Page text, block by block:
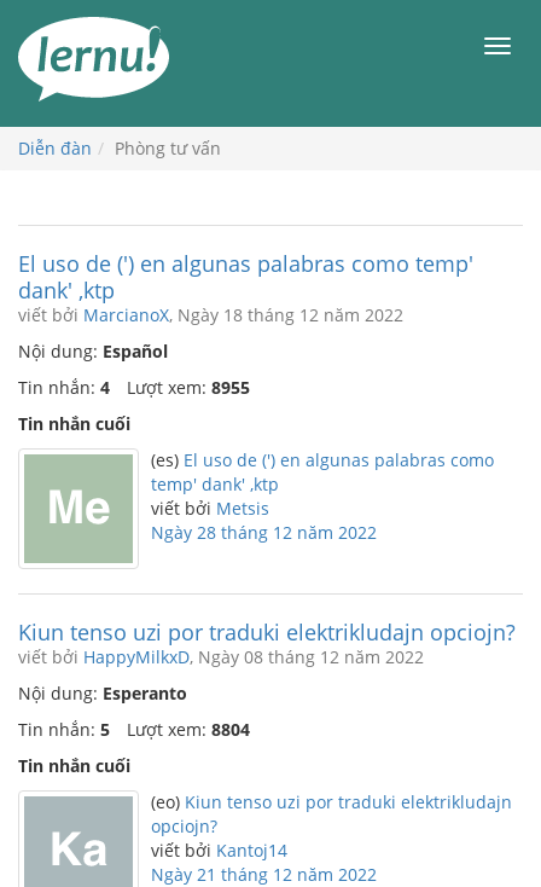
đến
phần
dung
Diễn đàn Phòng tư vấn
El uso de (') en algunas palabras como temp'
dank' ,ktp
viết bởi MarcianoX, Ngày 18 tháng 12 năm 2022
Nội dung: Español
Tin nhắn: 4 Lượt xem: 8955
Tin nhắn cuối
(es) El uso de (') en algunas palabras como
temp' dank' ,ktp
viết bởi Metsis
Ngày 28 tháng 12 năm 2022
Kiun tenso uzi por traduki elektrikludajn opciojn?
viết bởi HappyMilkxD, Ngày 08 tháng 12 năm 2022
Nội dung: Esperanto
Tin nhắn: 5 Lượt xem: 8804
Tin nhắn cuối
(eo) Kiun tenso uzi por traduki elektrikludajn
opciojn?
viết bởi Kantoj14
Ngày 21 tháng 12 năm 2022